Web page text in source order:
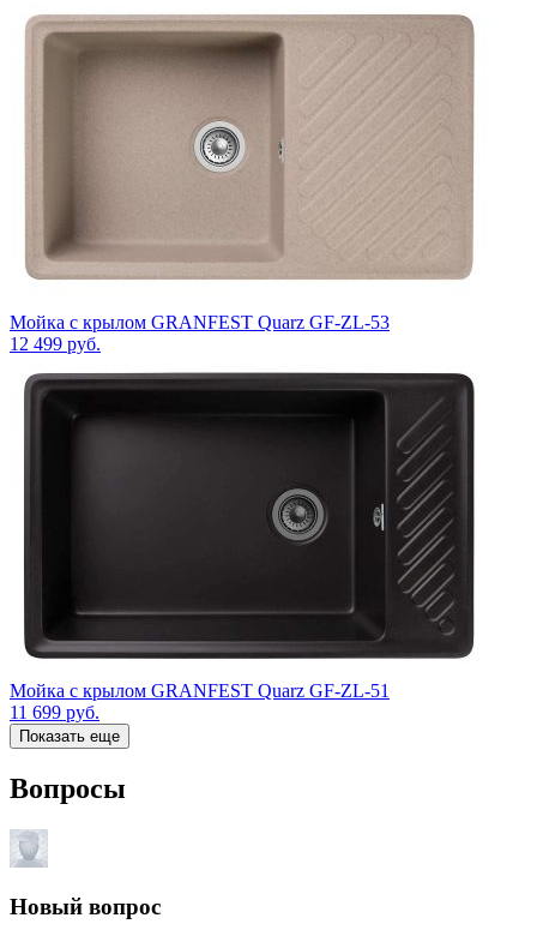
Мойка с крылом GRANFEST Quarz GF-ZL-53
12 499 руб.
Мойка с крылом GRANFEST Quarz GF-ZL-51
11 699 руб.
Показать еще
Вопросы
Новый вопрос